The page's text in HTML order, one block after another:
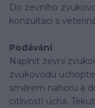
Do zevního
konzultaci s
Podávání
Naplnit zevní
zvukovodu
směrem nahoru a
citlivostí ucha.